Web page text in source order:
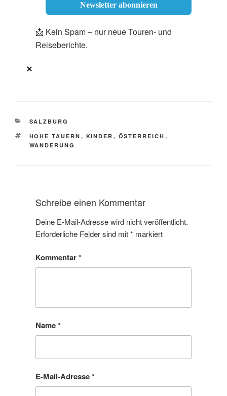
📩 Kein Spam – nur neue Touren- und
Reiseberichte.
KATEGORIEN
SALZBURG
SCHLAGWÖRTER
HOHE TAUERN , KINDER , ÖSTERREICH ,
WANDERUNG
Schreibe einen Kommentar
Deine E-Mail-Adresse wird nicht veröffentlicht.
Erforderliche Felder sind mit* markiert
Kommentar*
Name*
E-Mail-Adresse*